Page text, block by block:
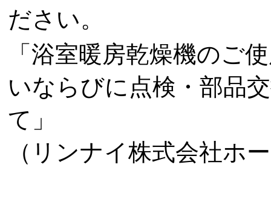
ださい。
「浴室暖房乾燥機のご
いならびに点検・部品
て」
（リンナイ株式会社ホ